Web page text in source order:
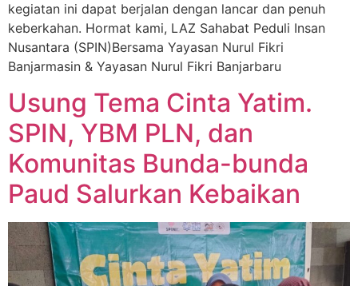
kegiatan ini dapat berjalan dengan lancar dan penuh
keberkahan. Hormat kami, LAZ Sahabat Peduli Insan
Nusantara (SPIN)Bersama Yayasan Nurul Fikri
Banjarmasin & Yayasan Nurul Fikri Banjarbaru
Usung Tema Cinta Yatim.
SPIN, YBM PLN, dan
Komunitas Bunda-bunda
Paud Salurkan Kebaikan